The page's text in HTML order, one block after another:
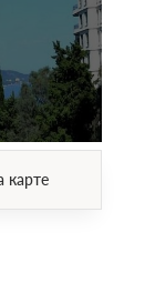
карте